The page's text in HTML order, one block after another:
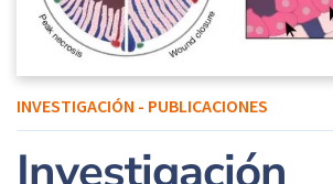
INVESTIGACIÓN - PUBLICACIONES